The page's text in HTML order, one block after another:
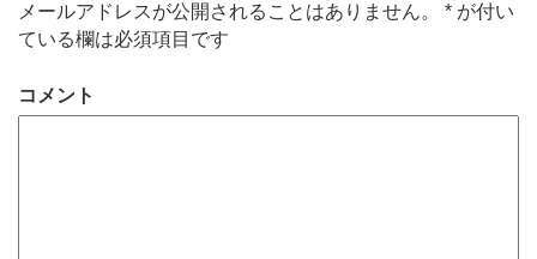
メールアドレスが公開されることはありません。 * が付い
ている欄は必須項目です
コメント